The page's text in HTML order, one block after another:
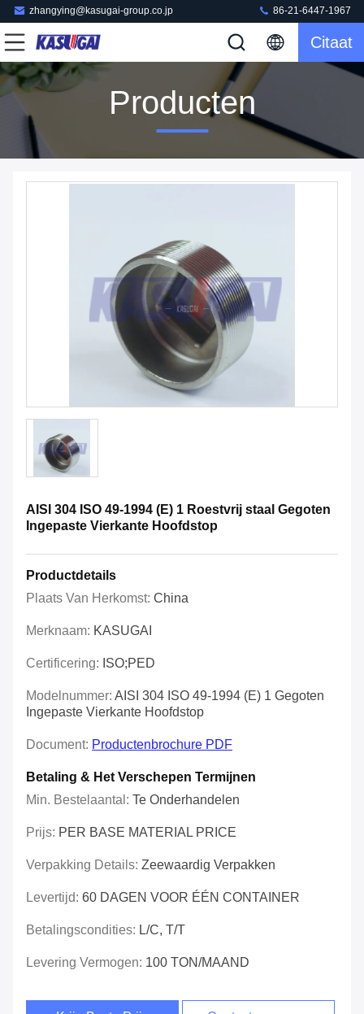
zhangying@kasugai-group.co.jp 86-21-6447-1967
Citaat
Producten
AISI 304 ISO 49-1994 (E) 1 Roestvrij staal Gegoten
Ingepaste Vierkante Hoofdstop
Productdetails
Plaats Van Herkomst: China
Merknaam: KASUGAI
Certificering: ISO;PED
Modelnummer: AISI 304 ISO 49-1994 (E) 1 Gegoten
Ingepaste Vierkante Hoofdstop
Document: Productenbrochure PDF
Betaling & Het Verschepen Termijnen
Min. Bestelaantal: Te Onderhandelen
Prijs: PER BASE MATERIAL PRICE
Verpakking Details: Zeewaardig Verpakken
Levertijd: 60 DAGEN VOOR ÉÉN CONTAINER
Betalingscondities: L/C, T/T
Levering Vermogen: 100 TON/MAAND